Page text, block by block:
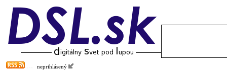
neprihlásený